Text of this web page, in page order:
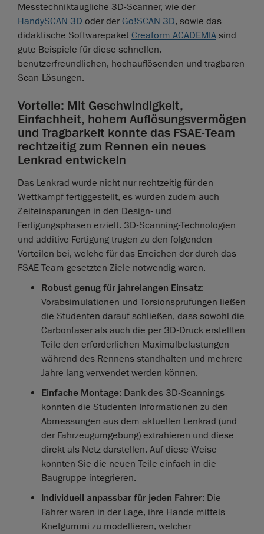
Messtechniktaugliche 3D-Scanner, wie der
HandySCAN 3D oder derGo!SCAN 3D, sowie das
didaktische Softwarepaket Creaform ACADEMIA sind
gute Beispiele für diese schnellen,
benutzerfreundlichen, hochauflösenden und tragbaren
Scan-Lösungen.
Vorteile: Mit Geschwindigkeit,
Einfachheit, hohem Auflösungsvermögen
und Tragbarkeit konnte das FSAE-Team
rechtzeitig zum Rennen ein neues
Lenkrad entwickeln
Das Lenkrad wurde nicht nur rechtzeitig für den
Wettkampf fertiggestellt, es wurden zudem auch
Zeiteinsparungen in den Design- und
Fertigungsphasen erzielt. 3D-Scanning-Technologien
und additive Fertigung trugen zu den folgenden
Vorteilen bei, welche für das Erreichen der durch das
FSAE-Team gesetzten Ziele notwendig waren.
Robust genug für jahrelangen Einsatz:
Vorabsimulationen und Torsionsprüfungen ließen
die Studenten darauf schließen, dass sowohl die
Carbonfaser als auch die per 3D-Druck erstellten
Teile den erforderlichen Maximalbelastungen
während des Rennens standhalten und mehrere
Jahre lang verwendet werden können.
Einfache Montage: Dank des 3D-Scannings
konnten die Studenten Informationen zu den
Abmessungen aus dem aktuellen Lenkrad (und
der Fahrzeugumgebung) extrahieren und diese
direkt als Netz darstellen. Auf diese Weise
konnten Sie die neuen Teile einfach in die
Baugruppe integrieren.
Individuell anpassbar für jeden Fahrer: Die
Fahrer waren in der Lage, ihre Hände mittels
Knetgummi zu modellieren, welcher